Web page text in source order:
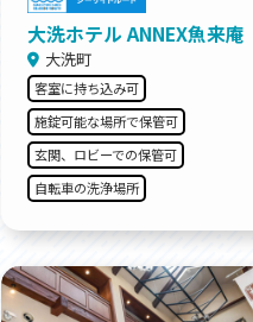
レンタサイクル
サイクルサポートステーション
自転車修理施設
サポートライダー
奥久慈里山ヒルクライムルート利活
協議会
大洗ホテル ANNEX魚来庵
大洗町
客室に持ち込み可
施錠可能な場所で保管可
玄関、ロビーでの保管可
自転車の洗浄場所